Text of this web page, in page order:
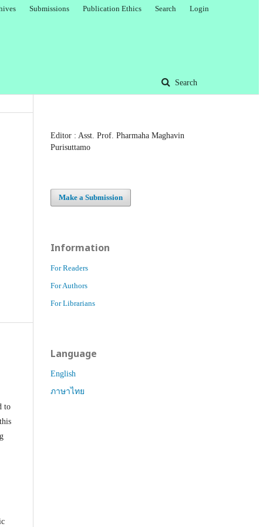
Search
Submissions Publication Ethics Search Login
to
Editor : Asst. Prof. Pharmaha Maghavin
Purisuttamo
Make a Submission
Information
For Readers
For Authors
For Librarians
Language
English
ภาษาไทย